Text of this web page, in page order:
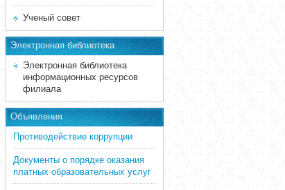
Ученый совет
Электронная библиотека
Электронная библиотека
информационных ресурсов
филиала
Объявления
Противодействие коррупции
Документы о порядке оказания
платных образовательных услуг